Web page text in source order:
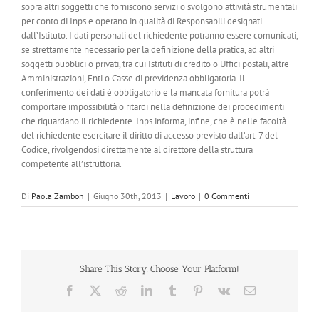
sopra altri soggetti che forniscono servizi o svolgono attività strumentali
per conto di Inps e operano in qualità di Responsabili designati
dall’Istituto. I dati personali del richiedente potranno essere comunicati,
se strettamente necessario per la definizione della pratica, ad altri
soggetti pubblici o privati, tra cui Istituti di credito o Uffici postali, altre
Amministrazioni, Enti o Casse di previdenza obbligatoria. Il
conferimento dei dati è obbligatorio e la mancata fornitura potrà
comportare impossibilità o ritardi nella definizione dei procedimenti
che riguardano il richiedente. Inps informa, infine, che è nelle facoltà
del richiedente esercitare il diritto di accesso previsto dall’art. 7 del
Codice, rivolgendosi direttamente al direttore della struttura
competente all’istruttoria.
Di Paola Zambon | Giugno 30th, 2013 | Lavoro | 0 Commenti
Share This Story, Choose Your Platform!
Facebook RedditLinkedInTumblr Pinterest
Vk Email